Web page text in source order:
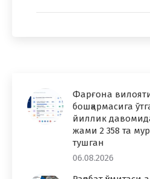
Фарғона
бошқармасига
йиллик
жами 2 358 та
тушган
06.08.2026